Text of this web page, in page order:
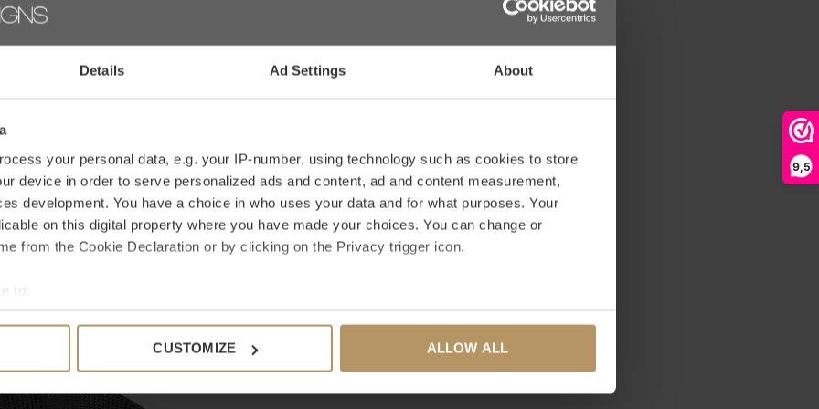
Details Ad Settings About
your personal data, e.g. your IP-number, using technology such as cookies to store
device in order to serve personalized ads and content, ad and content measurement,
development. You have a choice in who uses your data and for what purposes. Your
on this digital property where you have made your choices. You can change or
from the Cookie Declaration or by clicking on the Privacy trigger icon.
to:
your geographical location which can be accurate to within several meters
CUSTOMIZE ALLOW ALL
9,5
jaar buiten kunt laten staan. Kies daarom
specifiek product? Neem dan contact op
gebruik hiervoor de bestelknop, het duurt
Bij WDS krijg je 30 dagen